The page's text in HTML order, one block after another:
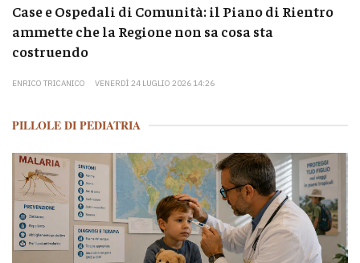
Case e Ospedali di Comunità: il Piano di Rientro
ammette che la Regione non sa cosa sta
costruendo
ENRICO TRICANICO VENERDÌ 24 LUGLIO 2026 14:26
PILLOLE DI PEDIATRIA